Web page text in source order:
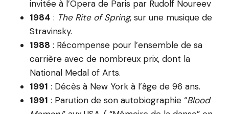
invitée à l’Opera de Paris par Rudolf Noureev
1984 : The Rite of Spring, sur une musique de
Stravinsky.
1988 : Récompense pour l’ensemble de sa
carrière avec de nombreux prix, dont la
National Medal of Arts.
1991 : Décès à New York à l’âge de 96 ans.
1991 : Parution de son autobiographie “Blood